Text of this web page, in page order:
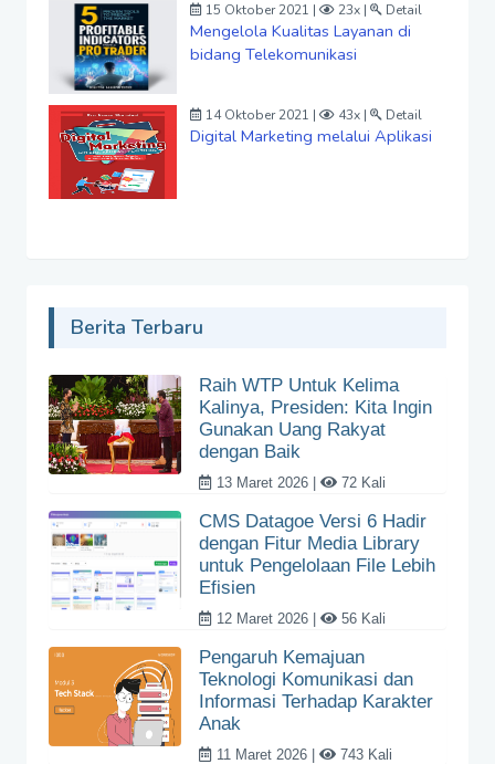
15 Oktober 2021 | 23x | Detail
Mengelola Kualitas Layanan di
bidang Telekomunikasi
14 Oktober 2021 | 43x | Detail
Digital Marketing melalui Aplikasi
Berita Terbaru
Raih WTP Untuk Kelima
Kalinya, Presiden: Kita Ingin
Gunakan Uang Rakyat
dengan Baik
13 Maret 2026 | 72 Kali
CMS Datagoe Versi 6 Hadir
dengan Fitur Media Library
untuk Pengelolaan File Lebih
Efisien
12 Maret 2026 | 56 Kali
Pengaruh Kemajuan
Teknologi Komunikasi dan
Informasi Terhadap Karakter
Anak
11 Maret 2026 | 743 Kali